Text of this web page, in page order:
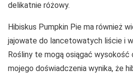
delikatnie różowy.
Hibiskus Pumpkin Pie ma również
jajowate do lancetowatych liście i
Rośliny te mogą osiągać wysokość
mojego doświadczenia wynika, że